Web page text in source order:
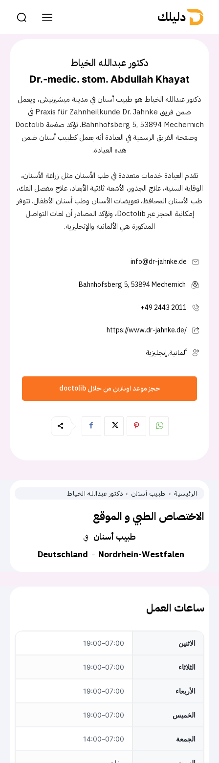
دليلك
الرئيسية طبيب أسنان دكتور عبدالله الخياط
الاختصاص الطبي و الموقع
في طبيب أسنان
Deutschland
Nordrhein-Westfalen
ساعات العمل
الاثنين 07:00–19:00
الثلاثاء 07:00–19:00
الأربعاء 07:00–19:00
الخميس 07:00–19:00
الجمعة 07:00–14:00
دكتور عبدالله الخياط
Dr.-medic. stom. Abdullah Khayat
دكتور عبدالله الخياط هو طبيب أسنان في مدينة ميشيرنيش، ويعمل
ضمن فريق Praxis für Zahnheilkunde Dr. Jahnke في
Bahnhofsberg 5, 53894 Mechernich. تؤكد صفحة Doctolib
وصفحة الفريق الرسمية في العيادة أنه يعمل كطبيب أسنان ضمن
هذه العيادة.
تقدم العيادة خدمات متعددة في طب الأسنان مثل زراعة الأسنان،
الوقاية السنية، علاج الجذور، الأشعة ثلاثية الأبعاد، علاج مفصل الفك،
طب الأسنان المحافظ، تعويضات الأسنان وطب أسنان الأطفال. تتوفر
إمكانية الحجز عبر Doctolib، وتؤكد المصادر أن لغات التواصل
المذكورة هي الألمانية والإنجليزية.
info@dr-jahnke.de
Bahnhofsberg 5, 53894 Mechernich
+49 2443 2011
https://www.dr-jahnke.de/
ألمانية, إنجليزية
حجز موعد اونلاين من خلال doctolib